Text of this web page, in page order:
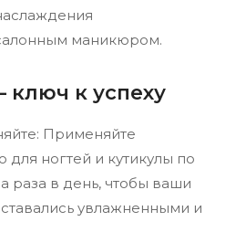
маникюром.
к успеху
Применяйте
для ногтей и кутикулы по
раза в день, чтобы ваши
увлажненными и